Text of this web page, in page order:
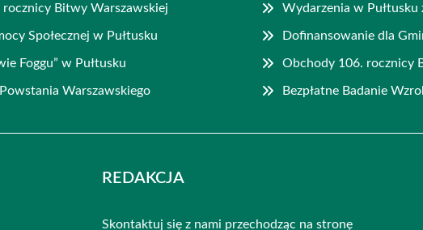
Bitwy Warszawskiej Wydarzenia w
Społecznej w Pułtusku Dofinansowanie dla
Foggu” w Pułtusku Obchody 106. rocznicy
Warszawskiego Bezpłatne Badanie
REDAKCJA
Skontaktuj się z nami przechodząc na stronę